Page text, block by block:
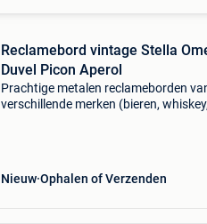
Reclamebord vintage Stella
Duvel Picon Aperol
Prachtige metalen reclameborden
verschillende merken (bieren,
Nieuw Ophalen of Verzenden